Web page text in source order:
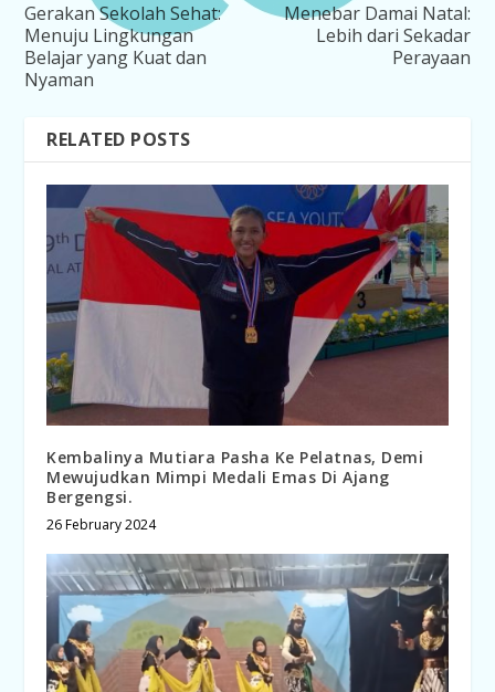
Gerakan Sekolah Sehat:
Menuju Lingkungan
Belajar yang Kuat dan
Nyaman
Menebar Damai Natal:
Lebih dari Sekadar
Perayaan
RELATED POSTS
Kembalinya Mutiara Pasha Ke Pelatnas, Demi
Mewujudkan Mimpi Medali Emas Di Ajang
Bergengsi.
26 February 2024